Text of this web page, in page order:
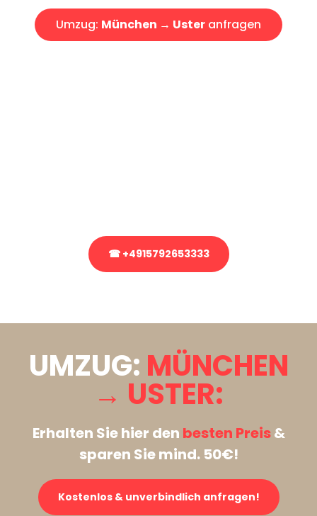
Umzug: München → Uster anfragen
☎ +4915792653333
UMZUG: MÜNCHEN
→ USTER:
Erhalten Sie hier den besten Preis&
sparen Sie mind. 50€!
Kostenlos & unverbindlich anfragen!